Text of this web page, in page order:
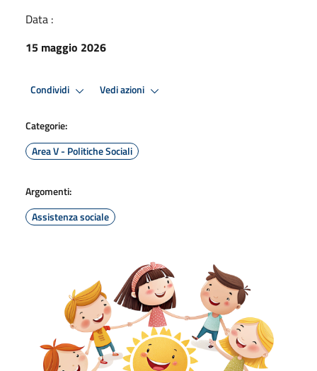
Data :
15 maggio 2026
Condividi Vedi azioni
Categorie:
Area V - Politiche Sociali
Argomenti:
Assistenza sociale